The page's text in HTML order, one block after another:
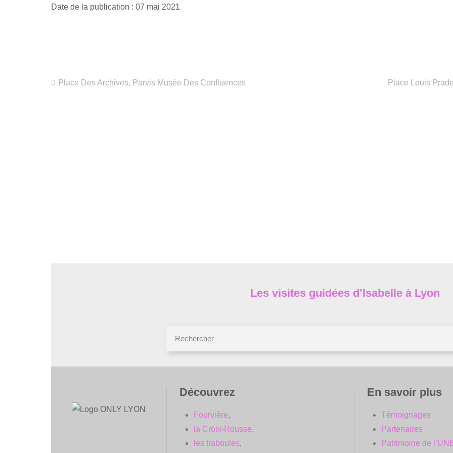
Date de la publication : 07 mai 2021
Place Des Archives, Parvis Musée Des Confluences Place Louis Pradel
Les visites guidées d’Isabelle à Lyon
Découvrez
Fourvière,
la Croix-Rousse,
les traboules,
En savoir plus
Témoignages
Partenaires
Patrimoine de